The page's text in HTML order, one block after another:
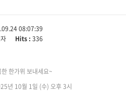
08:07:39
Hits : 336
한가위 보내세요~
년 10월 1일 (수) 오후 3시